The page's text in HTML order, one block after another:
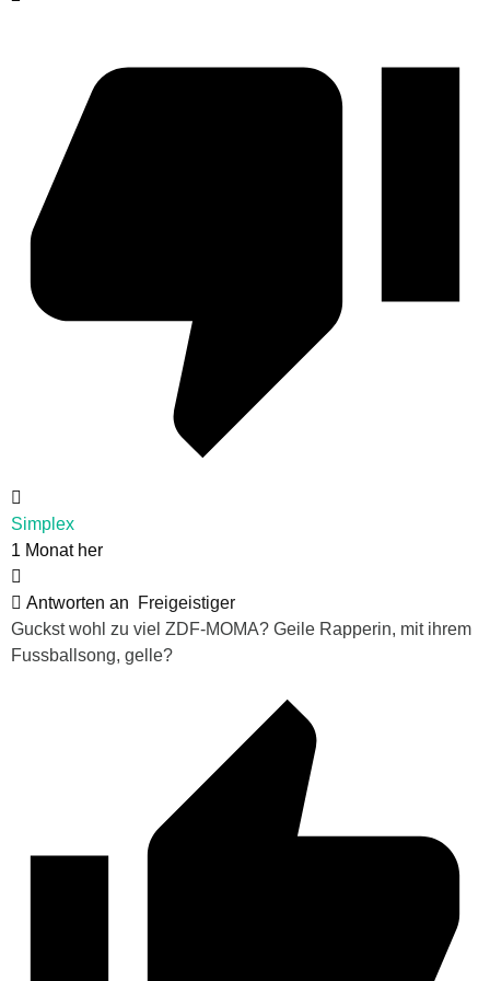
Simplex
1 Monat her
Antworten an
Freigeistiger
Guckst wohl zu viel ZDF-MOMA? Geile Rapperin, mit ihrem
Fussballsong, gelle?